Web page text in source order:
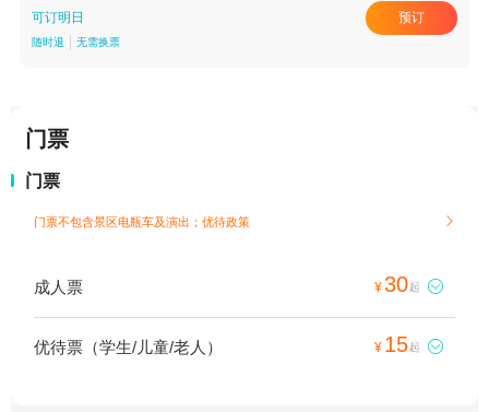
可订明日
随时退 无需换票
预订
门票
门票
门票不包含景区电瓶车及演出； 优待政策 
成人票 ¥30起 
优待票（学生/儿童/老人） ¥ 15起 